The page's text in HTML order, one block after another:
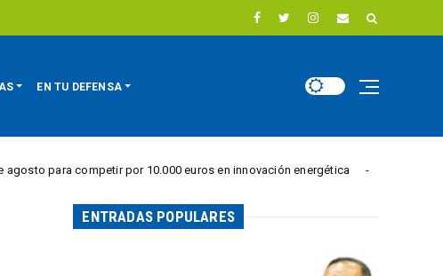
EN TU DEFENSA
competir por 10.000 euros en innovación energética REGIÓN DIGITAL
ENTRADAS POPULARES